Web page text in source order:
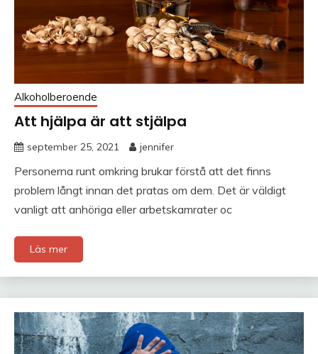
Alkoholberoende
Att hjälpa är att stjälpa
september 25, 2021 jennifer
Personerna runt omkring brukar förstå att det finns
problem långt innan det pratas om dem. Det är väldigt
vanligt att anhöriga eller arbetskamrater oc
Läs mer